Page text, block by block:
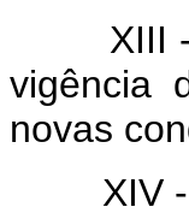
XIII -
vigência
novas
XIV -